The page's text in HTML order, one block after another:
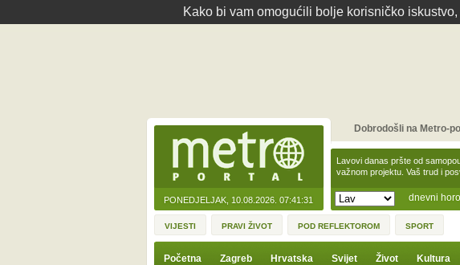
Kako bi vam omogućili bolje korisničko
PONEDJELJAK, 10.08.2026. 07:41:31 dnevni
Lavovi danas pršte od
važnom projektu. Vaš trud i
Dobrodošli na Metro-
VIJESTI PRAVI ŽIVOT POD REFLEKTOROM SPORT
Početna Zagreb Hrvatska Svijet Život Kultura